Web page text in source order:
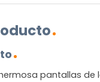
pantallas de